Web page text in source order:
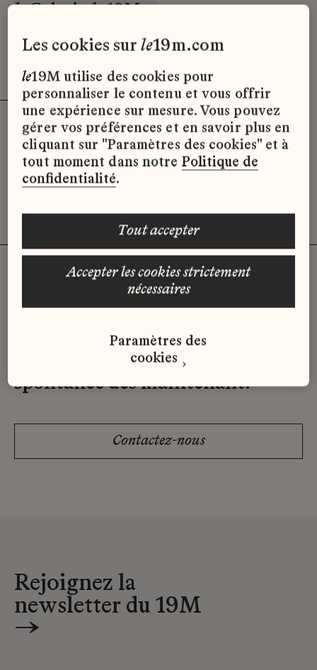
laGaleriedu19M
Désolé, il semble qu’il n’y ait pas
d’offres d’emploi disponibles pour le
moment.
Vous n'avez pas trouvé d'offre
qui correspond à votre profil ?
Envoyez-nous votre candidature
spontanée dès maintenant.
Contactez-nous
Rejoignez la
newsletter du 19M
→
les cookies surle19m.com
le19M utilise des cookies pour
personnaliser le contenu et vous offrir
une expérience sur mesure. Vous pouvez
gérer vos préférences et en savoir plus en
cliquant sur "Paramètres des cookies" et à
tout moment dans notre Politique de
confidentialité.
accepter les cookies strictement
nécessaires
tout accepter
Paramètres des
cookies